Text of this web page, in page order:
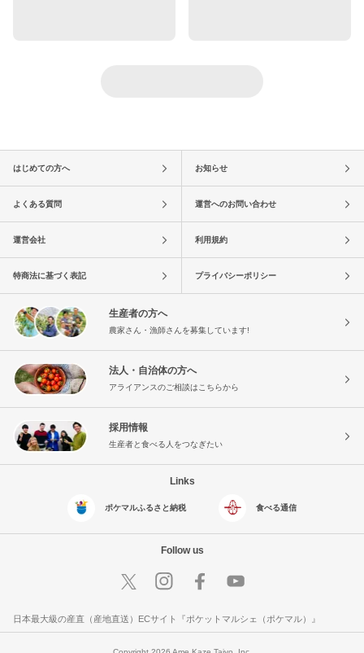
はじめての方へ お知らせ
よくある質問 運営へのお問い合わせ
運営会社 利用規約
特商法に基づく表記 プライバシーポリシー
生産者の方へ
農家さん・漁師さんを募集しています!
法人・自治体の方へ
アライアンスのご相談はこちらから
採用情報
生産者と食べる人をつなぎたい
Links
ポケマルふるさと納税 食べる通信
Follow us
日本最大級の産直（産地直送）ECサイト『ポケットマルシェ（ポケマル）』